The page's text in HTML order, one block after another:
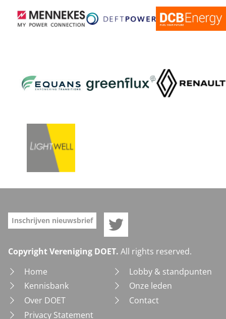
Inschrijven nieuwsbrief
Copyright Vereniging DOET. All rights reserved.
Home
Lobby & standpunten
Kennisbank
Onze leden
Over DOET
Contact
Privacy Statement